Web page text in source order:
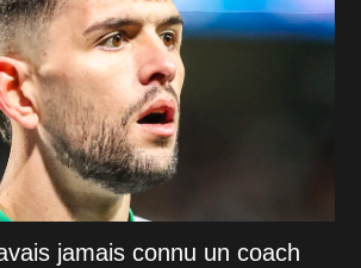
jamais connu un coach